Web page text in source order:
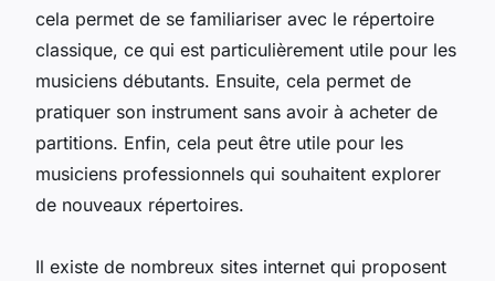
cela permet de se familiariser avec le répertoire
classique, ce qui est particulièrement utile pour les
musiciens débutants. Ensuite, cela permet de
pratiquer son instrument sans avoir à acheter de
partitions. Enfin, cela peut être utile pour les
musiciens professionnels qui souhaitent explorer
de nouveaux répertoires.
Il existe de nombreux sites internet qui proposent